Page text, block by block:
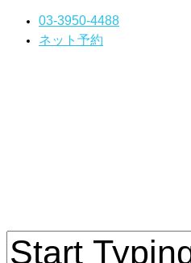
03-3950-4488
ネット予約